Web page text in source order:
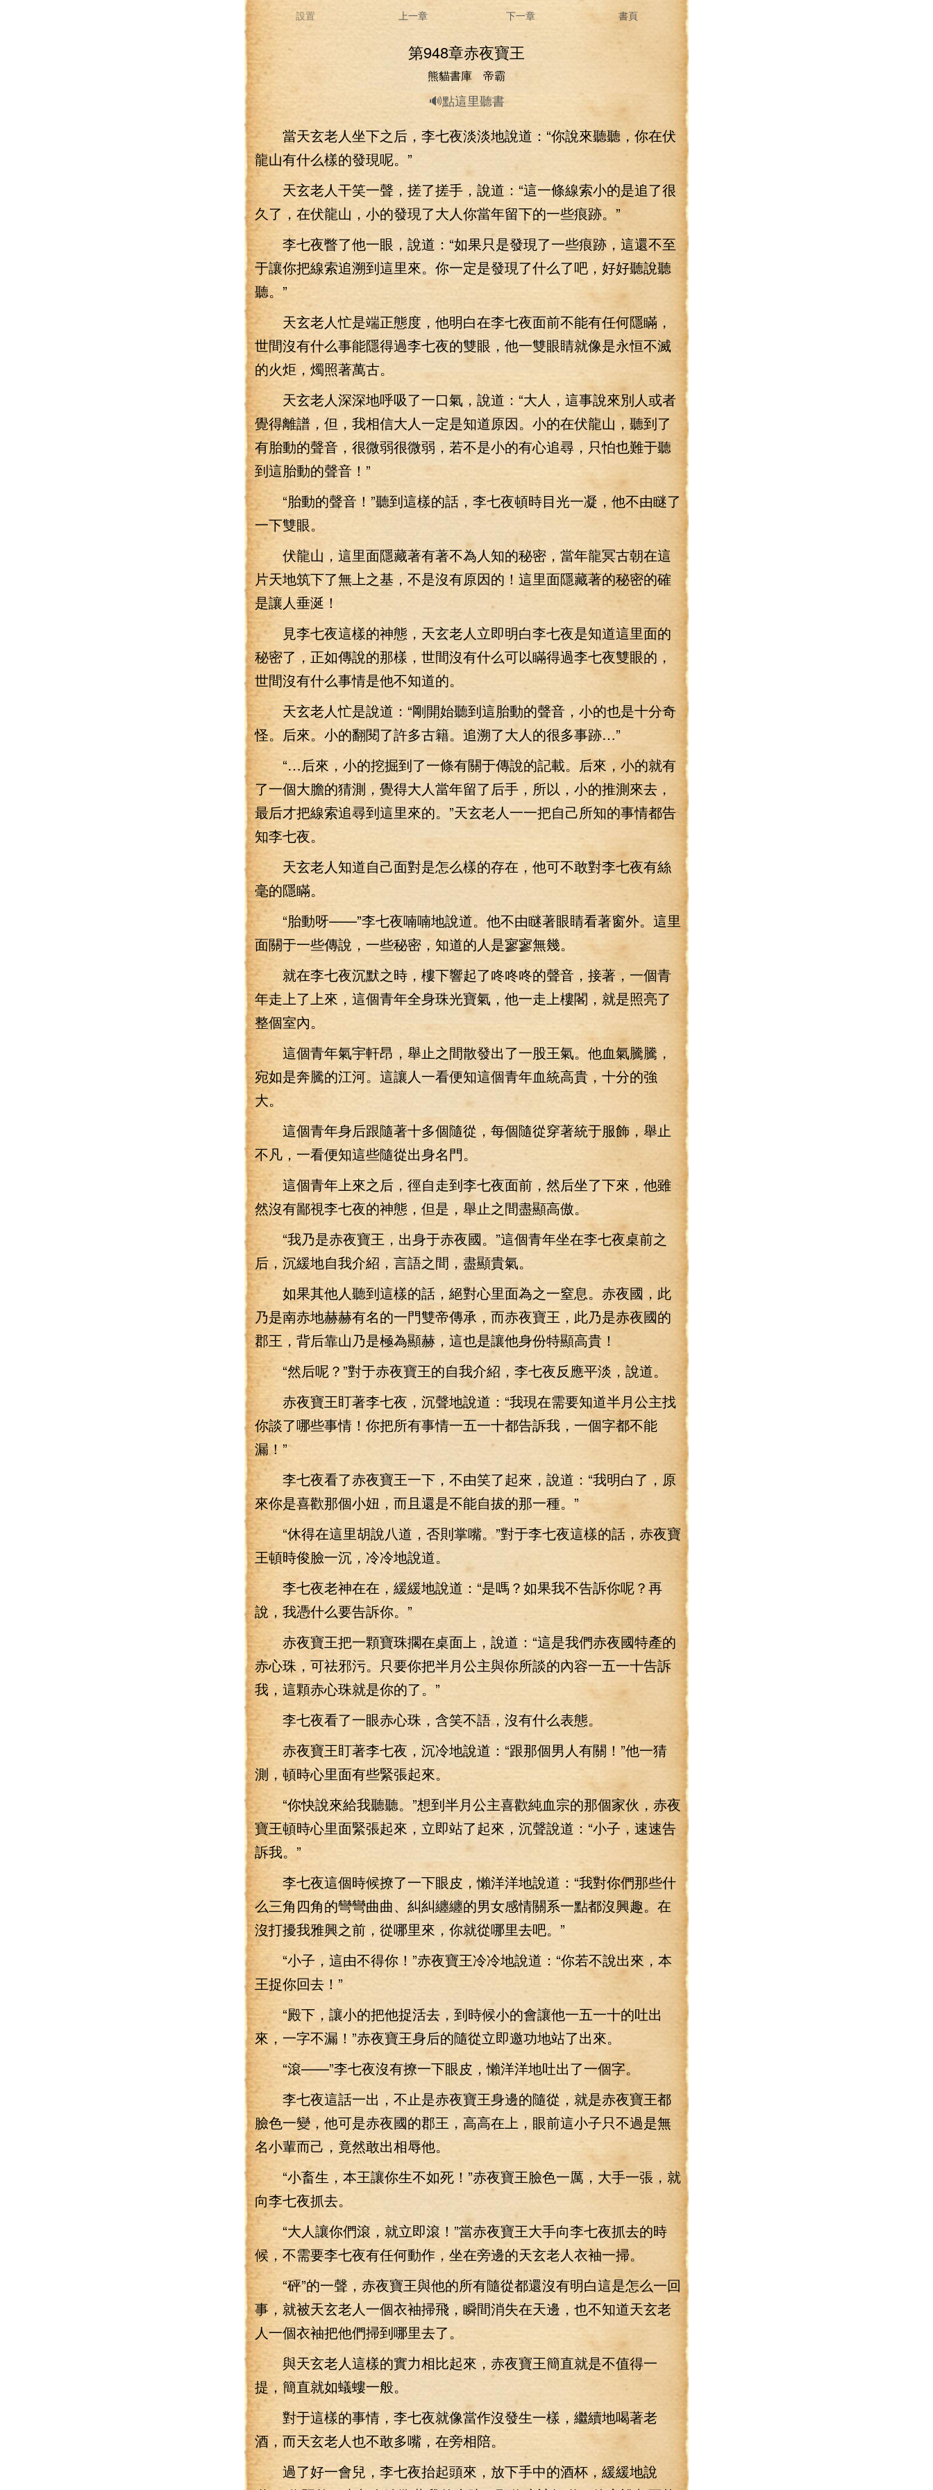
設置 上一章 下一章 書頁
第948章赤夜寶王
熊貓書庫 帝霸
🔊點這里聽書
當天玄老人坐下之后，李七夜淡淡地說道：“你說來聽聽，你在伏
龍山有什么樣的發現呢。”
天玄老人干笑一聲，搓了搓手，說道：“這一條線索小的是追了很
久了，在伏龍山，小的發現了大人你當年留下的一些痕跡。”
李七夜瞥了他一眼，說道：“如果只是發現了一些痕跡，這還不至
于讓你把線索追溯到這里來。你一定是發現了什么了吧，好好聽說聽
聽。”
天玄老人忙是端正態度，他明白在李七夜面前不能有任何隱瞞，
世間沒有什么事能隱得過李七夜的雙眼，他一雙眼睛就像是永恒不滅
的火炬，燭照著萬古。
天玄老人深深地呼吸了一口氣，說道：“大人，這事說來別人或者
覺得離譜，但，我相信大人一定是知道原因。小的在伏龍山，聽到了
有胎動的聲音，很微弱很微弱，若不是小的有心追尋，只怕也難于聽
到這胎動的聲音！”
“胎動的聲音！”聽到這樣的話，李七夜頓時目光一凝，他不由瞇了
一下雙眼。
伏龍山，這里面隱藏著有著不為人知的秘密，當年龍冥古朝在這
片天地筑下了無上之基，不是沒有原因的！這里面隱藏著的秘密的確
是讓人垂涎！
見李七夜這樣的神態，天玄老人立即明白李七夜是知道這里面的
秘密了，正如傳說的那樣，世間沒有什么可以瞞得過李七夜雙眼的，
世間沒有什么事情是他不知道的。
天玄老人忙是說道：“剛開始聽到這胎動的聲音，小的也是十分奇
怪。后來。小的翻閱了許多古籍。追溯了大人的很多事跡…”
“…后來，小的挖掘到了一條有關于傳說的記載。后來，小的就有
了一個大膽的猜測，覺得大人當年留了后手，所以，小的推測來去，
最后才把線索追尋到這里來的。”天玄老人一一把自己所知的事情都告
知李七夜。
天玄老人知道自己面對是怎么樣的存在，他可不敢對李七夜有絲
毫的隱瞞。
“胎動呀——”李七夜喃喃地說道。他不由瞇著眼睛看著窗外。這里
面關于一些傳說，一些秘密，知道的人是寥寥無幾。
就在李七夜沉默之時，樓下響起了咚咚咚的聲音，接著，一個青
年走上了上來，這個青年全身珠光寶氣，他一走上樓閣，就是照亮了
整個室內。
這個青年氣宇軒昂，舉止之間散發出了一股王氣。他血氣騰騰，
宛如是奔騰的江河。這讓人一看便知這個青年血統高貴，十分的強
大。
這個青年身后跟隨著十多個隨從，每個隨從穿著統于服飾，舉止
不凡，一看便知這些隨從出身名門。
這個青年上來之后，徑自走到李七夜面前，然后坐了下來，他雖
然沒有鄙視李七夜的神態，但是，舉止之間盡顯高傲。
“我乃是赤夜寶王，出身于赤夜國。”這個青年坐在李七夜桌前之
后，沉緩地自我介紹，言語之間，盡顯貴氣。
如果其他人聽到這樣的話，絕對心里面為之一窒息。赤夜國，此
乃是南赤地赫赫有名的一門雙帝傳承，而赤夜寶王，此乃是赤夜國的
郡王，背后靠山乃是極為顯赫，這也是讓他身份特顯高貴！
“然后呢？”對于赤夜寶王的自我介紹，李七夜反應平淡，說道。
赤夜寶王盯著李七夜，沉聲地說道：“我現在需要知道半月公主找
你談了哪些事情！你把所有事情一五一十都告訴我，一個字都不能
漏！”
李七夜看了赤夜寶王一下，不由笑了起來，說道：“我明白了，原
來你是喜歡那個小妞，而且還是不能自拔的那一種。”
“休得在這里胡說八道，否則掌嘴。”對于李七夜這樣的話，赤夜寶
王頓時俊臉一沉，冷冷地說道。
李七夜老神在在，緩緩地說道：“是嗎？如果我不告訴你呢？再
說，我憑什么要告訴你。”
赤夜寶王把一顆寶珠擱在桌面上，說道：“這是我們赤夜國特產的
赤心珠，可祛邪污。只要你把半月公主與你所談的內容一五一十告訴
我，這顆赤心珠就是你的了。”
李七夜看了一眼赤心珠，含笑不語，沒有什么表態。
赤夜寶王盯著李七夜，沉冷地說道：“跟那個男人有關！”他一猜
測，頓時心里面有些緊張起來。
“你快說來給我聽聽。”想到半月公主喜歡純血宗的那個家伙，赤夜
寶王頓時心里面緊張起來，立即站了起來，沉聲說道：“小子，速速告
訴我。”
李七夜這個時候撩了一下眼皮，懶洋洋地說道：“我對你們那些什
么三角四角的彎彎曲曲、糾糾纏纏的男女感情關系一點都沒興趣。在
沒打擾我雅興之前，從哪里來，你就從哪里去吧。”
“小子，這由不得你！”赤夜寶王冷冷地說道：“你若不說出來，本
王捉你回去！”
“殿下，讓小的把他捉活去，到時候小的會讓他一五一十的吐出
來，一字不漏！”赤夜寶王身后的隨從立即邀功地站了出來。
“滾——”李七夜沒有撩一下眼皮，懶洋洋地吐出了一個字。
李七夜這話一出，不止是赤夜寶王身邊的隨從，就是赤夜寶王都
臉色一變，他可是赤夜國的郡王，高高在上，眼前這小子只不過是無
名小輩而己，竟然敢出相辱他。
“小畜生，本王讓你生不如死！”赤夜寶王臉色一厲，大手一張，就
向李七夜抓去。
“大人讓你們滾，就立即滾！”當赤夜寶王大手向李七夜抓去的時
候，不需要李七夜有任何動作，坐在旁邊的天玄老人衣袖一掃。
“砰”的一聲，赤夜寶王與他的所有隨從都還沒有明白這是怎么一回
事，就被天玄老人一個衣袖掃飛，瞬間消失在天邊，也不知道天玄老
人一個衣袖把他們掃到哪里去了。
與天玄老人這樣的實力相比起來，赤夜寶王簡直就是不值得一
提，簡直就如蟻螻一般。
對于這樣的事情，李七夜就像當作沒發生一樣，繼續地喝著老
酒，而天玄老人也不敢多嘴，在旁相陪。
過了好一會兒，李七夜抬起頭來，放下手中的酒杯，緩緩地說